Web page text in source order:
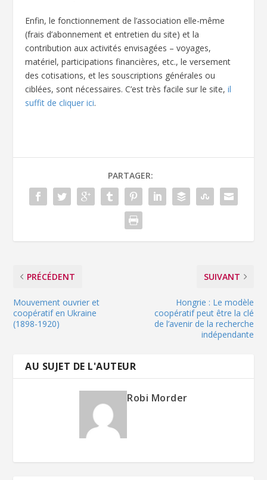
Enfin, le fonctionnement de l’association elle-même
(frais d’abonnement et entretien du site) et la
contribution aux activités envisagées – voyages,
matériel, participations financières, etc., le versement
des cotisations, et les souscriptions générales ou
ciblées, sont nécessaires. C’est très facile sur le site,il
suffit de cliquer ici.
PARTAGER:
PRÉCÉDENT
Mouvement ouvrier et
coopératif en Ukraine
(1898-1920)
SUIVANT
Hongrie : Le modèle
coopératif peut être la clé
de l’avenir de la recherche
indépendante
AU SUJET DE L'AUTEUR
Robi Morder